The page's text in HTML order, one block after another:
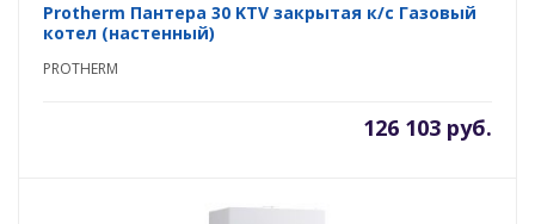
Protherm Пантера 30 KTV закрытая к/с Газовый
котел (настенный)
PROTHERM
126 103 руб.